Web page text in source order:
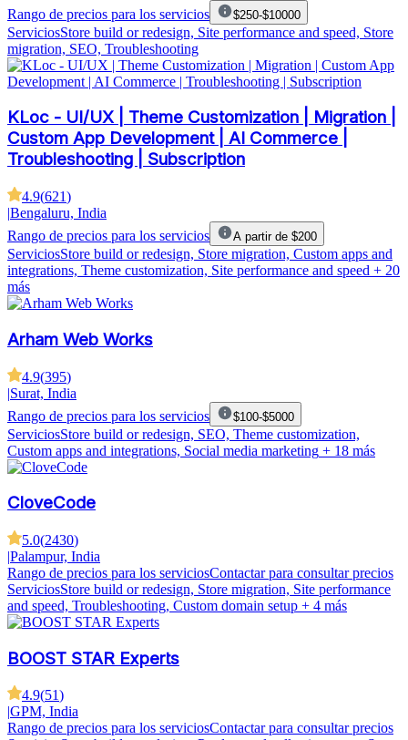
Rango de precios para los servicios
$250-$10000
ServiciosStore build or redesign, Site performance and speed, Store
migration, SEO, Troubleshooting
KLoc - UI/UX | Theme Customization | Migration |
Custom App Development | AI Commerce |
Troubleshooting | Subscription
4.9(621)
|Bengaluru, India
Rango de precios para los servicios
A partir de $200
ServiciosStore build or redesign, Store migration, Custom apps and
integrations, Theme customization, Site performance and speed + 20
más
Arham Web Works
4.9(395)
|Surat, India
Rango de precios para los servicios
$100-$5000
ServiciosStore build or redesign, SEO, Theme customization,
Custom apps and integrations, Social media marketing + 18 más
CloveCode
5.0(2430)
|Palampur, India
Rango de precios para los serviciosContactar para consultar precios
ServiciosStore build or redesign, Store migration, Site performance
and speed, Troubleshooting, Custom domain setup + 4 más
BOOST STAR Experts
4.9(51)
|GPM, India
Rango de precios para los serviciosContactar para consultar precios